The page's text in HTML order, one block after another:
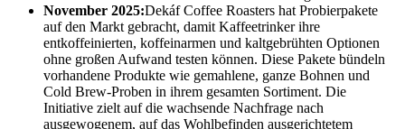
November 2025:Dekáf Coffee Roasters hat Probierpakete
auf den Markt gebracht, damit Kaffeetrinker ihre
entkoffeinierten, koffeinarmen und kaltgebrühten Optionen
ohne großen Aufwand testen können. Diese Pakete bündeln
vorhandene Produkte wie gemahlene, ganze Bohnen und
Cold Brew-Proben in ihrem gesamten Sortiment. Die
Initiative zielt auf die wachsende Nachfrage nach
ausgewogenem, auf das Wohlbefinden ausgerichtetem